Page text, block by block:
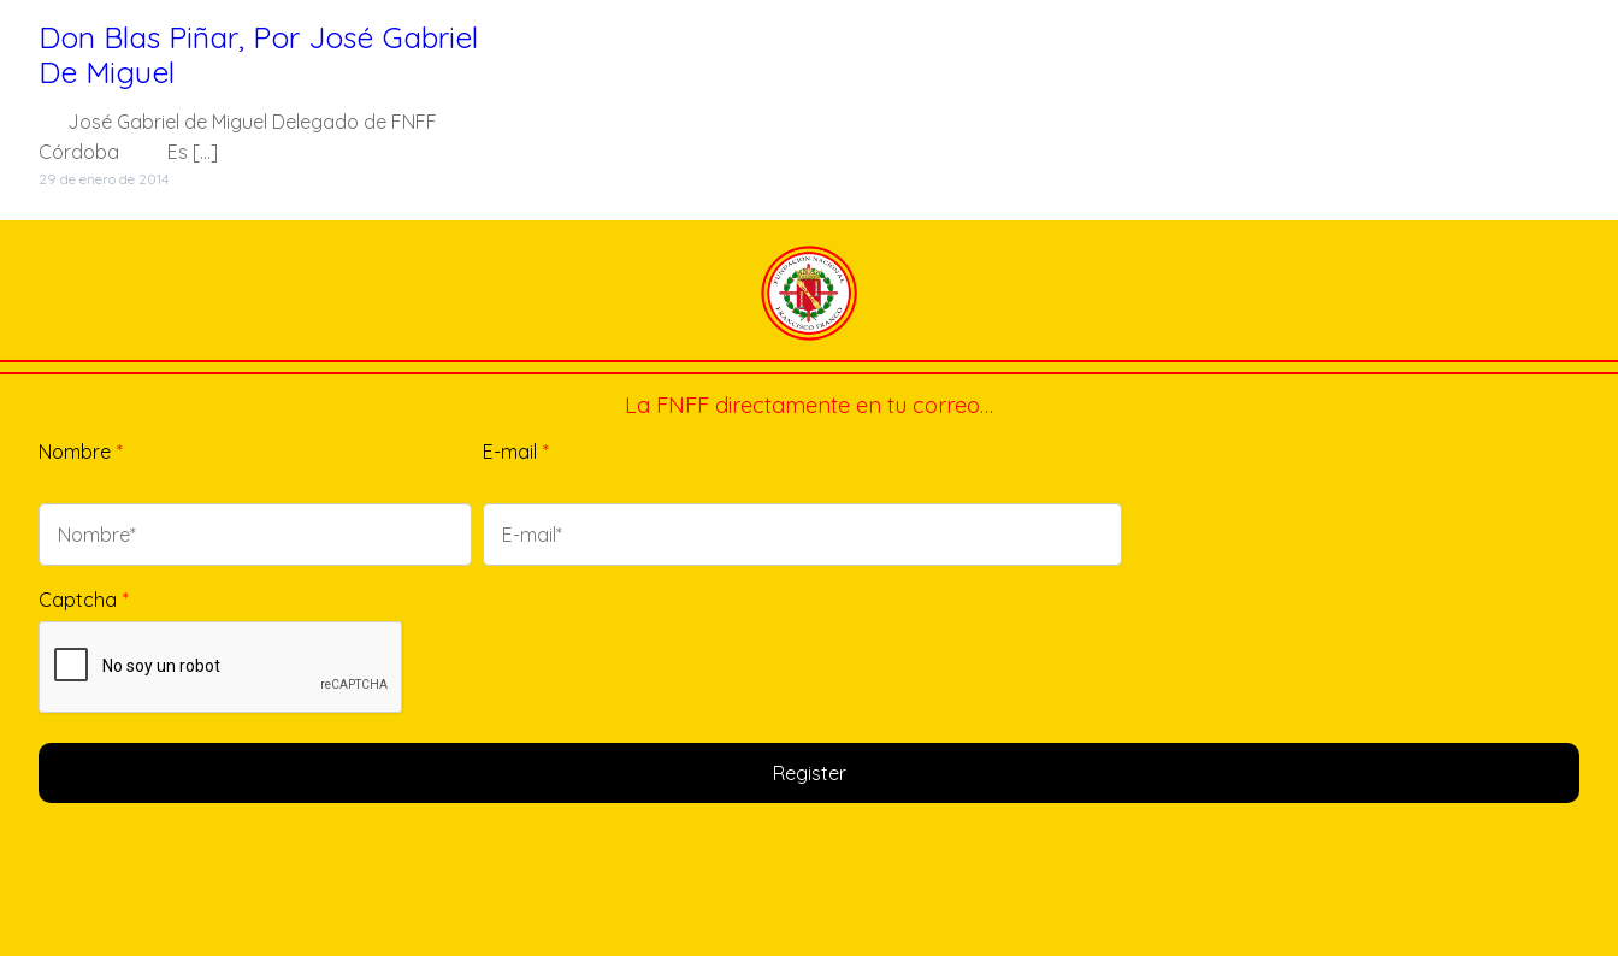
Don Blas Piñar, Por José Gabriel
De Miguel
José Gabriel de Miguel Delegado de FNFF
Córdoba Es […]
29 de enero de 2014
La FNFF directamente en tu correo…
Nombre * E-mail *
Captcha *